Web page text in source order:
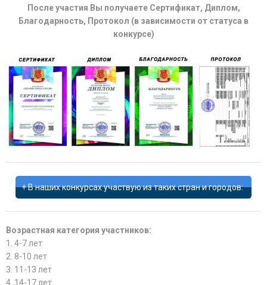
После участия Вы получаете Сертификат, Диплом,
Благодарность, Протокол (в зависимости от статуса в
конкурсе)
В наших конкурсах участвую из таких стран и городов:
Возрастная категория участников:
1. 4-7 лет
2. 8-10 лет
3. 11-13 лет
4. 14-17 лет